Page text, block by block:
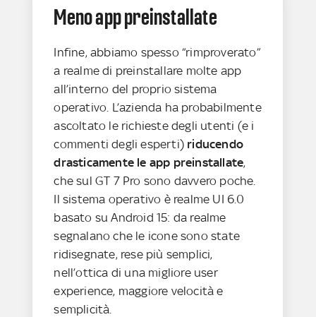
Meno app preinstallate
Infine, abbiamo spesso “rimproverato”
a realme di preinstallare molte app
all’interno del proprio sistema
operativo. L’azienda ha probabilmente
ascoltato le richieste degli utenti (e i
commenti degli esperti) riducendo
drasticamente le app preinstallate,
che sul GT 7 Pro sono davvero poche.
Il sistema operativo è realme UI 6.0
basato su Android 15: da realme
segnalano che le icone sono state
ridisegnate, rese più semplici,
nell’ottica di una migliore user
experience, maggiore velocità e
semplicità.